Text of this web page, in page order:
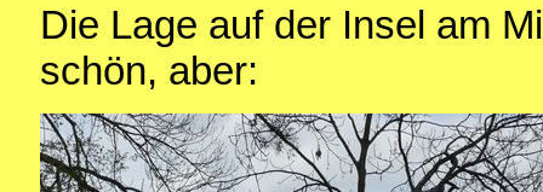
Die Lage auf der Insel am
schön, aber: